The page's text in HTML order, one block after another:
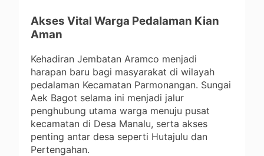
Akses Vital Warga Pedalaman Kian
Aman
Kehadiran Jembatan Aramco menjadi
harapan baru bagi masyarakat di wilayah
pedalaman Kecamatan Parmonangan. Sungai
Aek Bagot selama ini menjadi jalur
penghubung utama warga menuju pusat
kecamatan di Desa Manalu, serta akses
penting antar desa seperti Hutajulu dan
Pertengahan.